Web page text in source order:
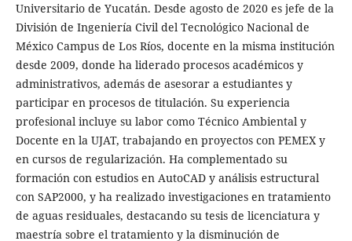
Universitario de Yucatán. Desde agosto de 2020 es jefe de la
División de Ingeniería Civil del Tecnológico Nacional de
México Campus de Los Ríos, docente en la misma institución
desde 2009, donde ha liderado procesos académicos y
administrativos, además de asesorar a estudiantes y
participar en procesos de titulación. Su experiencia
profesional incluye su labor como Técnico Ambiental y
Docente en la UJAT, trabajando en proyectos con PEMEX y
en cursos de regularización. Ha complementado su
formación con estudios en AutoCAD y análisis estructural
con SAP2000, y ha realizado investigaciones en tratamiento
de aguas residuales, destacando su tesis de licenciatura y
maestría sobre el tratamiento y la disminución de